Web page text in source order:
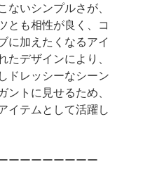
ないシンプルさが、
とも相性が良く、コ
に加えたくなるアイ
たデザインにより、
ドレッシーなシーン
ントに見せるため、
イテムとして活躍し
ーーーーーーーー